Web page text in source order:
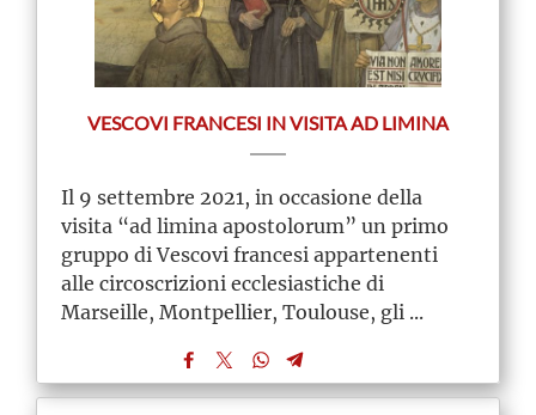
VESCOVI FRANCESI IN VISITA AD LIMINA
Il 9 settembre 2021, in occasione della
visita “ad limina apostolorum” un primo
gruppo di Vescovi francesi appartenenti
alle circoscrizioni ecclesiastiche di
Marseille, Montpellier, Toulouse, gli ...